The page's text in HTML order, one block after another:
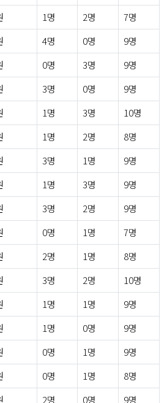
1명 2명
7명
4명 0명
9명
0명 3명
9명
3명 0명
9명
1명 3명
10명
1명 2명
8명
3명 1명
9명
1명 3명
9명
3명 2명
9명
0명 1명
7명
2명 1명
8명
3명 2명
10명
1명 1명
9명
1명 0명
9명
0명 1명
9명
0명 1명
8명
2명 0명 9명